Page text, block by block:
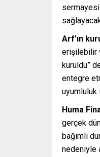
Arf’ın
erişilebilir
kuruldu”
entegre
uyumluluk
Huma
gerçek
bağımlı
nedeniyle